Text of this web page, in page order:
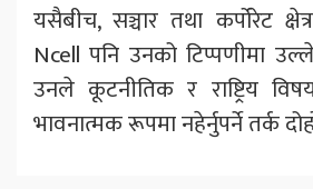
यसैबीच, सञ्चार तथा कर्पोरेट
Ncell पनि उनको टिप्पणीमा
उनले कूटनीतिक र राष्ट्रिय
भावनात्मक रूपमा नहेर्नुपर्ने तर्क